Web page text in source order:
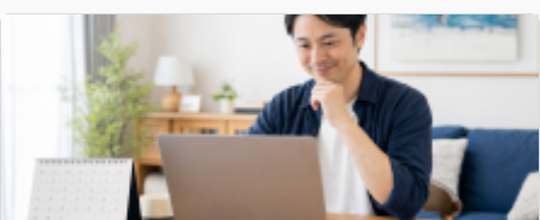
いますぐ無料登録